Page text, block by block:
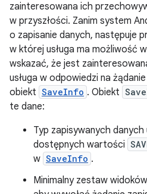
zainteresowana ich
w przyszłości. Zanim system
o zapisanie danych, następuje
w której usługa ma możliwość
wskazać, że jest
usługa w odpowiedzi na
obiekt SaveInfo . Obiekt
te dane:
Typ zapisywanych
dostępnych wartości
w SaveInfo .
Minimalny zestaw